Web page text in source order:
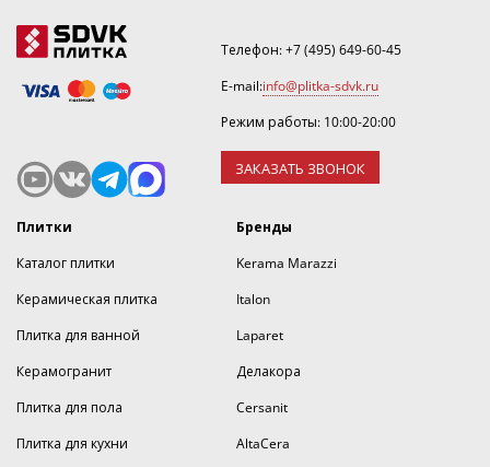
Телефон:+7 (495) 649-60-45
E-mail:info@plitka-sdvk.ru
Режим работы: 10:00-20:00
ЗАКАЗАТЬ ЗВОНОК
Плитки
Каталог плитки
Керамическая плитка
Плитка для ванной
Керамогранит
Плитка для пола
Плитка для кухни
Бренды
Kerama Marazzi
Italon
Laparet
Делакора
Cersanit
AltaCera